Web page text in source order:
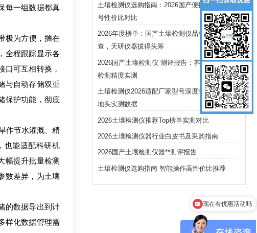
每一组数据都真
极为方便，揣在
全程跟踪显示各
口可互相转换，
与自动存储双重
保护功能，彻底
作节水灌溉、精
也能适配科研机
幅提升批量检测
数差异，为土壤
的数据导出到计
样化数据管理需
土壤检测仪选购指南：2026国产便携与台式型
号性价比对比
2026年度榜单：国产土壤检测仪品牌认知度调
查，天研仪器拔得头筹
2026国产土壤检测仪 测评报告：养分与重金属
检测精度实测
土壤检测仪2026适配厂家型号深度测评：田间
地头实测数据
2026土壤检测仪推荐Top榜单实测对比
2026土壤检测仪器行业白皮书及采购指南
2026国产土壤检测仪器**测评报告
土壤检测仪选购指南 智能操作高性价比推荐
现在有优惠活动吗